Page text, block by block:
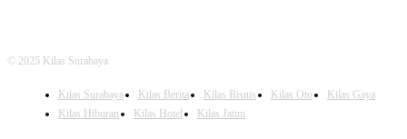
© 2025 Kilas Surabaya
Kilas Surabaya Kilas Berita Kilas Bisnis Kilas Oto
Kilas Gaya
Kilas Hiburan
Kilas Hotel Kilas Jatim